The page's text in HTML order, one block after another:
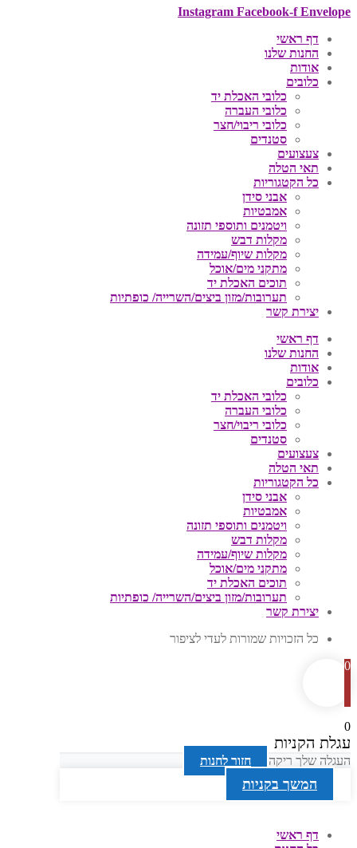
Instagram Facebook-f Envelope
דף ראשי
החנות שלנו
אודות
כלובים
כלובי האכלת יד
כלובי העברה
כלובי ריבוי/חצר
סטנדים
צעצועים
תאי הטלה
כל הקטגוריות
אבני סידן
אמבטיות
ויטמנים ותוספי תזונה
מקלות דבש
מקלות שיוף/עמידה
מתקני מים/אוכל
תוכים האכלת יד
תערובות/מזון ביצים/השרייה/ כופתיות
יצירת קשר
דף ראשי
החנות שלנו
אודות
כלובים
כלובי האכלת יד
כלובי העברה
כלובי ריבוי/חצר
סטנדים
צעצועים
תאי הטלה
כל הקטגוריות
אבני סידן
אמבטיות
ויטמנים ותוספי תזונה
מקלות דבש
מקלות שיוף/עמידה
מתקני מים/אוכל
תוכים האכלת יד
תערובות/מזון ביצים/השרייה/ כופתיות
יצירת קשר
כל הזכויות שמורות לעדי לציפור
0
0
עגלת הקניות
העגלה שלך ריקה חזור לחנות
המשך בקניות
דף ראשי